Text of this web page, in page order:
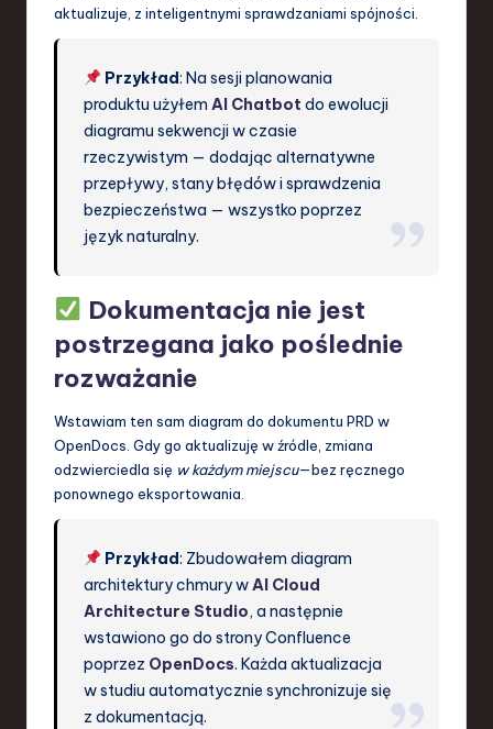
aktualizuje, z inteligentnymi sprawdzaniami spójności.
Przykład: Na sesji planowania
produktu użyłemAI Chatbot do ewolucji
diagramu sekwencji w czasie
rzeczywistym — dodając alternatywne
przepływy, stany błędów i sprawdzenia
bezpieczeństwa — wszystko poprzez
język naturalny.
Dokumentacja nie jest
postrzegana jako poślednie
rozważanie
Wstawiam ten sam diagram do dokumentu PRD w
OpenDocs. Gdy go aktualizuję w źródle, zmiana
odzwierciedla się w każdym miejscu—bez ręcznego
ponownego eksportowania.
Przykład: Zbudowałem diagram
architektury chmury wAI Cloud
Architecture Studio, a następnie
wstawiono go do strony Confluence
poprzez OpenDocs. Każda aktualizacja
w studiu automatycznie synchronizuje się
z dokumentacją.